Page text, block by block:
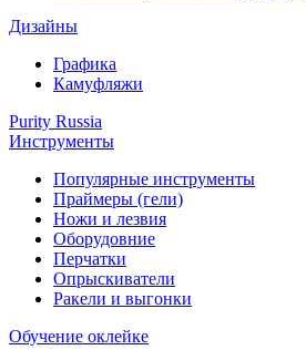
Дизайны
Графика
Камуфляжи
Purity Russia
Инструменты
Популярные инструменты
Праймеры (гели)
Ножи и лезвия
Оборудовние
Перчатки
Опрыскиватели
Ракели и выгонки
Обучение оклейке